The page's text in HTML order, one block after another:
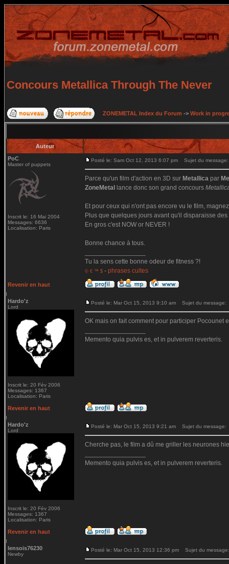
Concours Metallica Through The Never
ZONEMETAL Index du Forum -> Work in
Auteur
PoC
Master of puppets
Inscrit le: 16 Mai 2004
Messages: 6636
Localisation: Paris
Posté le: Sam Oct 12, 2013 6:07 pm Sujet du message:
Parce qu'un film d'action en 3D sur Metallica par
ZoneMetal
lance donc son grand concours
Et pour ceux qui n'ont pas encore vu le film,
Plus que quelques jours avant qu'il disparaisse des
En gros c'est NOW or NEVER !
Bonne chance à tous.
Tu la sens cette bonne odeur de fitness ?!
© € ™ $ - phrases cultes
Revenir en haut
Hardo'z
Lord
Inscrit le: 20 Fév 2006
Messages: 1367
Localisation: Paris
Posté le: Mar Oct 15, 2013 9:10 am Sujet du message:
OK mais on fait comment pour participer Pocounet
Memento quia pulvis es, et in pulverem reverteris.
Revenir en haut
Hardo'z
Lord
Inscrit le: 20 Fév 2006
Messages: 1367
Localisation: Paris
Posté le: Mar Oct 15, 2013 9:21 am Sujet du message:
Cherche pas, le film a dû me griller les neurones
Memento quia pulvis es, et in pulverem reverteris.
Revenir en haut
lensois76230
Newby
Posté le: Mar Oct 15, 2013 12:36 pm Sujet du